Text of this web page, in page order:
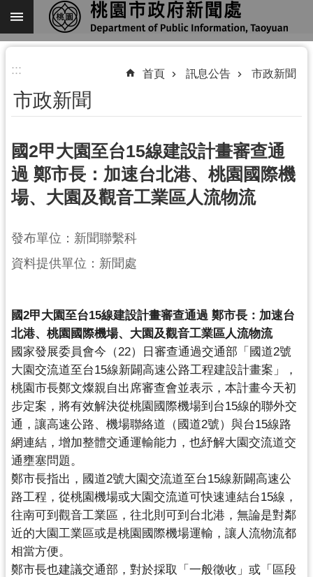
跳到主要內容區塊
進
搜
尋
關
於
們
機
訊
錄
業
務
資
訊
訊
息
公
告
便
民
服
務
::: 首頁 訊息公告 市政新聞
市政新聞
國2甲大園至台15線建設計畫審查通
過 鄭市長：加速台北港、桃園國際機
場、大園及觀音工業區人流物流
發布單位：新聞聯繫科
資料提供單位：新聞處
國2甲大園至台15線建設計畫審查通過 鄭市長：加速台
北港、桃園國際機場、大園及觀音工業區人流物流
國家發展委員會今（22）日審查通過交通部「國道2號
大園交流道至台15線新闢高速公路工程建設計畫案」，
桃園市長鄭文燦親自出席審查會並表示， 本計畫今天初
步定案， 將有效解決從桃園國際機場到台15線的聯外交
通，讓高速公路、 機場聯絡道（國道2號）與台15線路
網連結， 增加整體交通運輸能力，也紓解大園交流道交
通壅塞問題。
鄭市長指出，國道2號大園交流道至台15線新闢高速公
路工程， 從桃園機場或大園交流道可快速連結台15線，
往南可到觀音工業區，往北則可到台北港， 無論是對鄰
近的大園工業區或是桃園國際機場運輸， 讓人流物流都
相當方便。
鄭市長也建議交通部，對於採取「一般徵收」或「區段